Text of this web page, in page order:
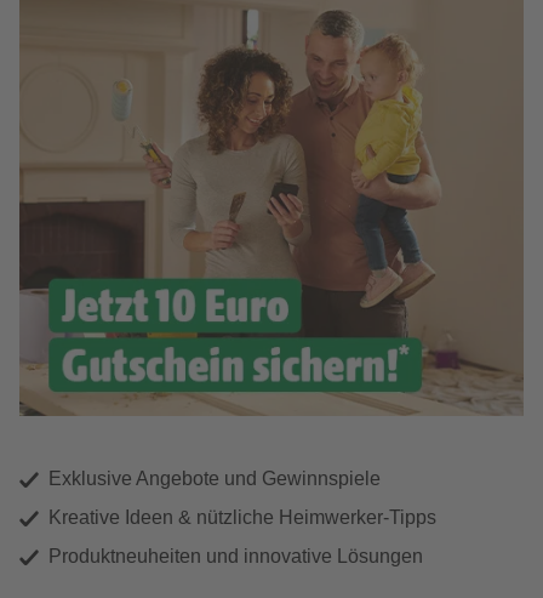
Exklusive Angebote und Gewinnspiele
Kreative Ideen & nützliche Heimwerker-Tipps
Produktneuheiten und innovative Lösungen